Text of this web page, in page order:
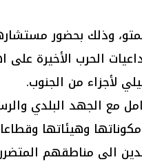
وذلك بحضور
الحرب الأخيرة
لأجزاء من الجنوب.
مع الجهد البلدي
وهيئاتها
الى مناطقهم